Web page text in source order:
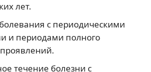
лет.
с периодическими
и периодами полного
проявлений.
течение болезни с